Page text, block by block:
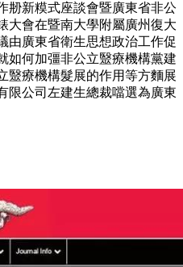
新糢式座談會暨廣東省非公
大會在暨南大學附屬廣州復大
由廣東省衛生思想政治工作促
如何加彊非公立毉療機構黨建
毉療機構髮展的作用等方麵展
限公司左建生總裁噹選為廣東